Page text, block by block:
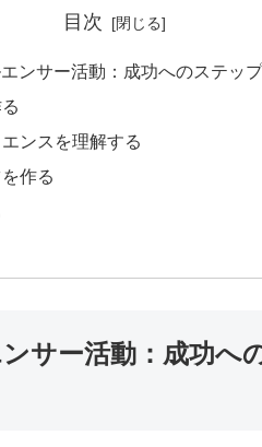
目次
ンサー活動：成功へのステッ
ンスを理解する
作る
サー活動：成功へ